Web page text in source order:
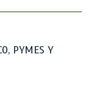
PYMES Y